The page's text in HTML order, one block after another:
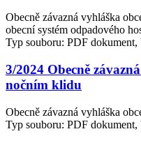
Obecně závazná vyhláška
obecní systém odpadového
Typ souboru: PDF
3/2024 Obecně
nočním klidu
Obecně závazná vyhláška
Typ souboru: PDF